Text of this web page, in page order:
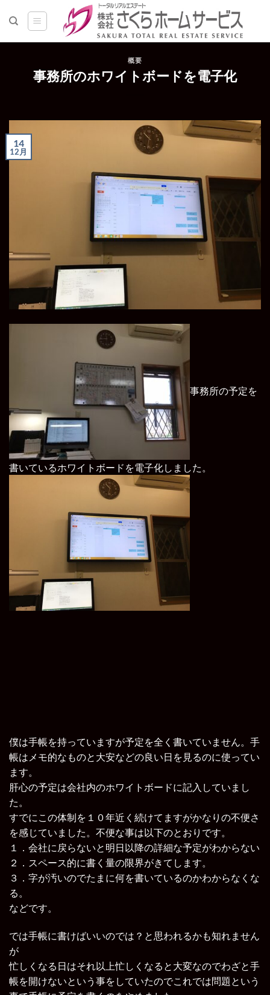
概要
事務所のホワイトボードを電子化
14
12月
事務所の予定を
書いているホワイトボードを電子化しました。
僕は手帳を持っていますが予定を全く書いていません。手
帳はメモ的なものと大安などの良い日を見るのに使ってい
ます。
肝心の予定は会社内のホワイトボードに記入していまし
た。
すでにこの体制を１０年近く続けてますがかなりの不便さ
を感じていました。不便な事は以下のとおりです。
１．会社に戻らないと明日以降の詳細な予定がわからない
２．スペース的に書く量の限界がきてします。
３．字が汚いのでたまに何を書いているのかわからなくな
る。
などです。
では手帳に書けばいいのでは？と思われるかも知れません
が
忙しくなる日はそれ以上忙しくなると大変なのでわざと手
帳を開けないという事をしていたのでこれでは問題という